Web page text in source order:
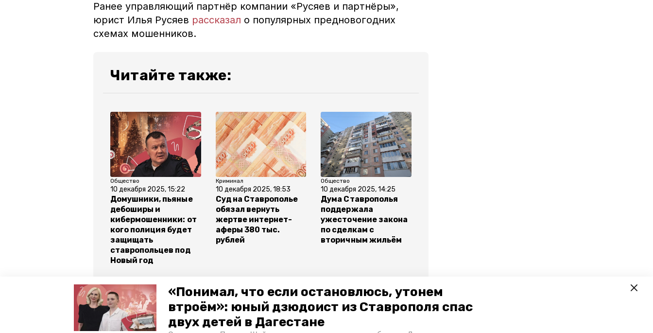
«Понимал, что если остановлюсь, утонем
втроём»: юный дзюдоист из Ставрополя спас
двух детей в Дагестане
Ранее управляющий партнёр компании «Русяев и партнёры»,
юрист Илья Русяев рассказал о популярных предновогодних
схемах мошенников.
Читайте также:
Общество
10 декабря 2025, 15:22
Домушники, пьяные
дебоширы и
кибермошенники: от
кого полиция будет
защищать
ставропольцев под
Новый год
Криминал
10 декабря 2025, 18:53
Суд на Ставрополье
обязал вернуть
жертве интернет-
аферы 380 тыс.
рублей
Общество
10 декабря 2025, 14:25
Дума Ставрополья
поддержала
ужесточение закона
по сделкам с
вторичным жильём
Все новости
мошенничество кибербезопасность